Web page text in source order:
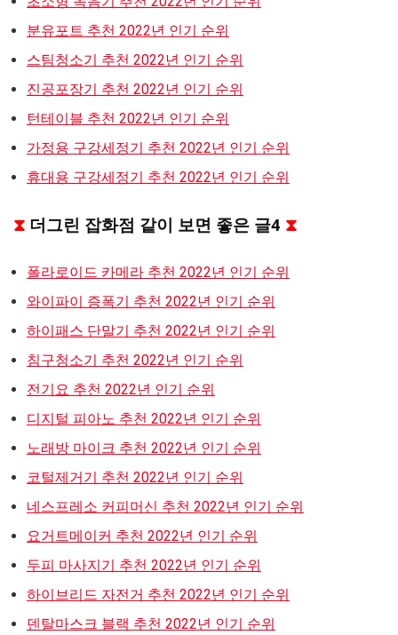
분유포트 추천 2022년 인기 순위
스팀청소기 추천 2022년 인기 순위
진공포장기 추천 2022년 인기 순위
턴테이블 추천 2022년 인기 순위
가정용 구강세정기 추천 2022년 인기 순위
휴대용 구강세정기 추천 2022년 인기 순위
⧗ 더그린 잡화점 같이 보면 좋은 글4 ⧗
폴라로이드 카메라 추천 2022년 인기 순위
와이파이 증폭기 추천 2022년 인기 순위
하이패스 단말기 추천 2022년 인기 순위
침구청소기 추천 2022년 인기 순위
전기요 추천 2022년 인기 순위
디지털 피아노 추천 2022년 인기 순위
노래방 마이크 추천 2022년 인기 순위
코털제거기 추천 2022년 인기 순위
네스프레소 커피머신 추천 2022년 인기 순위
요거트메이커 추천 2022년 인기 순위
두피 마사지기 추천 2022년 인기 순위
하이브리드 자전거 추천 2022년 인기 순위
덴탈마스크 블랙 추천 2022년 인기 순위